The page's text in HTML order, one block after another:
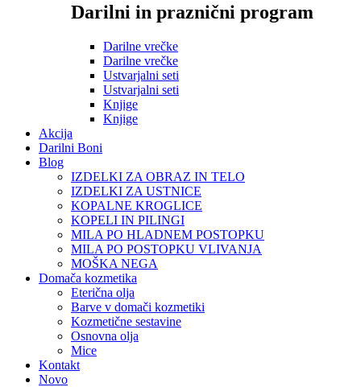
Darilni in praznični program
Darilne vrečke
Darilne vrečke
Ustvarjalni seti
Ustvarjalni seti
Knjige
Knjige
Akcija
Darilni Boni
Blog
IZDELKI ZA OBRAZ IN TELO
IZDELKI ZA USTNICE
KOPALNE KROGLICE
KOPELI IN PILINGI
MILA PO HLADNEM POSTOPKU
MILA PO POSTOPKU VLIVANJA
MOŠKA NEGA
Domača kozmetika
Eterična olja
Barve v domači kozmetiki
Kozmetične sestavine
Osnovna olja
Mice
Kontakt
Novo